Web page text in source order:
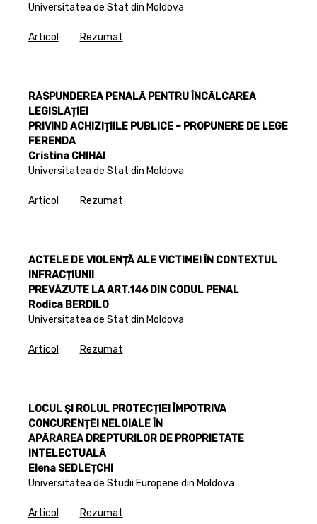
Universitatea de Stat din Moldova
Articol Rezumat
RĂSPUNDEREA PENALĂ PENTRU ÎNCĂLCAREA
LEGISLAȚIEI
PRIVIND ACHIZIȚIILE PUBLICE – PROPUNERE DE LEGE
FERENDA
Cristina CHIHAI
Universitatea de Stat din Moldova
Articol Rezumat
ACTELE DE VIOLENȚĂ ALE VICTIMEI ÎN CONTEXTUL
INFRACȚIUNII
PREVĂZUTE LA ART.146 DIN CODUL PENAL
Rodica BERDILO
Universitatea de Stat din Moldova
Articol Rezumat
LOCUL ȘI ROLUL PROTECȚIEI ÎMPOTRIVA
CONCURENȚEI NELOIALE ÎN
APĂRAREA DREPTURILOR DE PROPRIETATE
INTELECTUALĂ
Elena SEDLEȚCHI
Universitatea de Studii Europene din Moldova
Articol Rezumat